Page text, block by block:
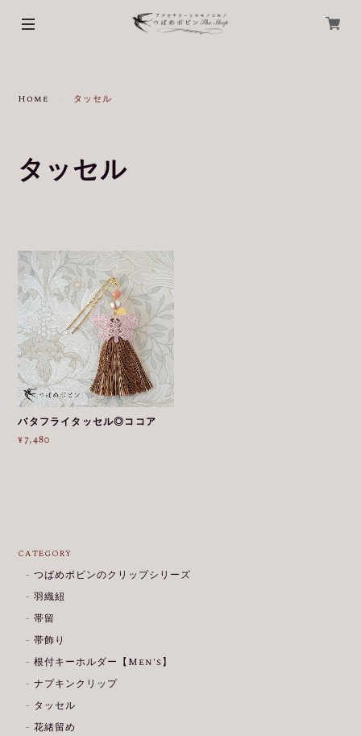
Home タッセル
タッセル
バタフライタッセル◎ココア
¥7,480
CATEGORY
つばめボビンのクリップシリーズ
羽織紐
帯留
帯飾り
根付キーホルダー【Men's】
ナプキンクリップ
タッセル
花緒留め